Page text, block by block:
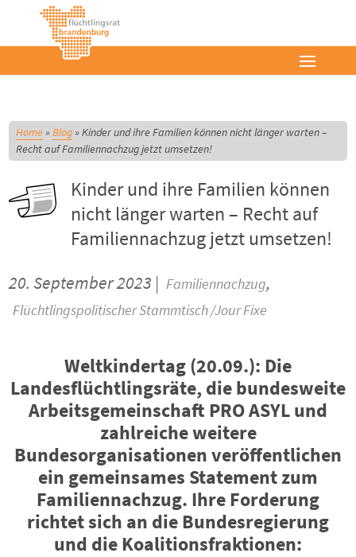
Home»Blog»Kinder und ihre Familien können nicht länger warten –
Recht auf Familiennachzug jetzt umsetzen!
Kinder und ihre Familien können
nicht länger warten – Recht auf
Familiennachzug jetzt umsetzen!
20. September 2023 | Familiennachzug,
Flüchtlingspolitischer Stammtisch /Jour Fixe
Weltkindertag (20.09.): Die
Landesflüchtlingsräte, die bundesweite
Arbeitsgemeinschaft PRO ASYL und
zahlreiche weitere
Bundesorganisationen veröffentlichen
ein gemeinsames Statement zum
Familiennachzug. Ihre Forderung
richtet sich an die Bundesregierung
und die Koalitionsfraktionen: